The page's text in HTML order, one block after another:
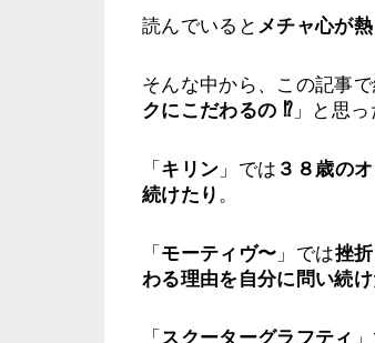
読んでいると メチャ心が
そんな中から、この記事
クにこだわるの ⁉︎ 」と思っ
「 キリン 」では ３８歳の
続けたり 。
「 モーティヴ〜 」では挫
わる理由を自分に問い続け
「 スクーターグラフティ